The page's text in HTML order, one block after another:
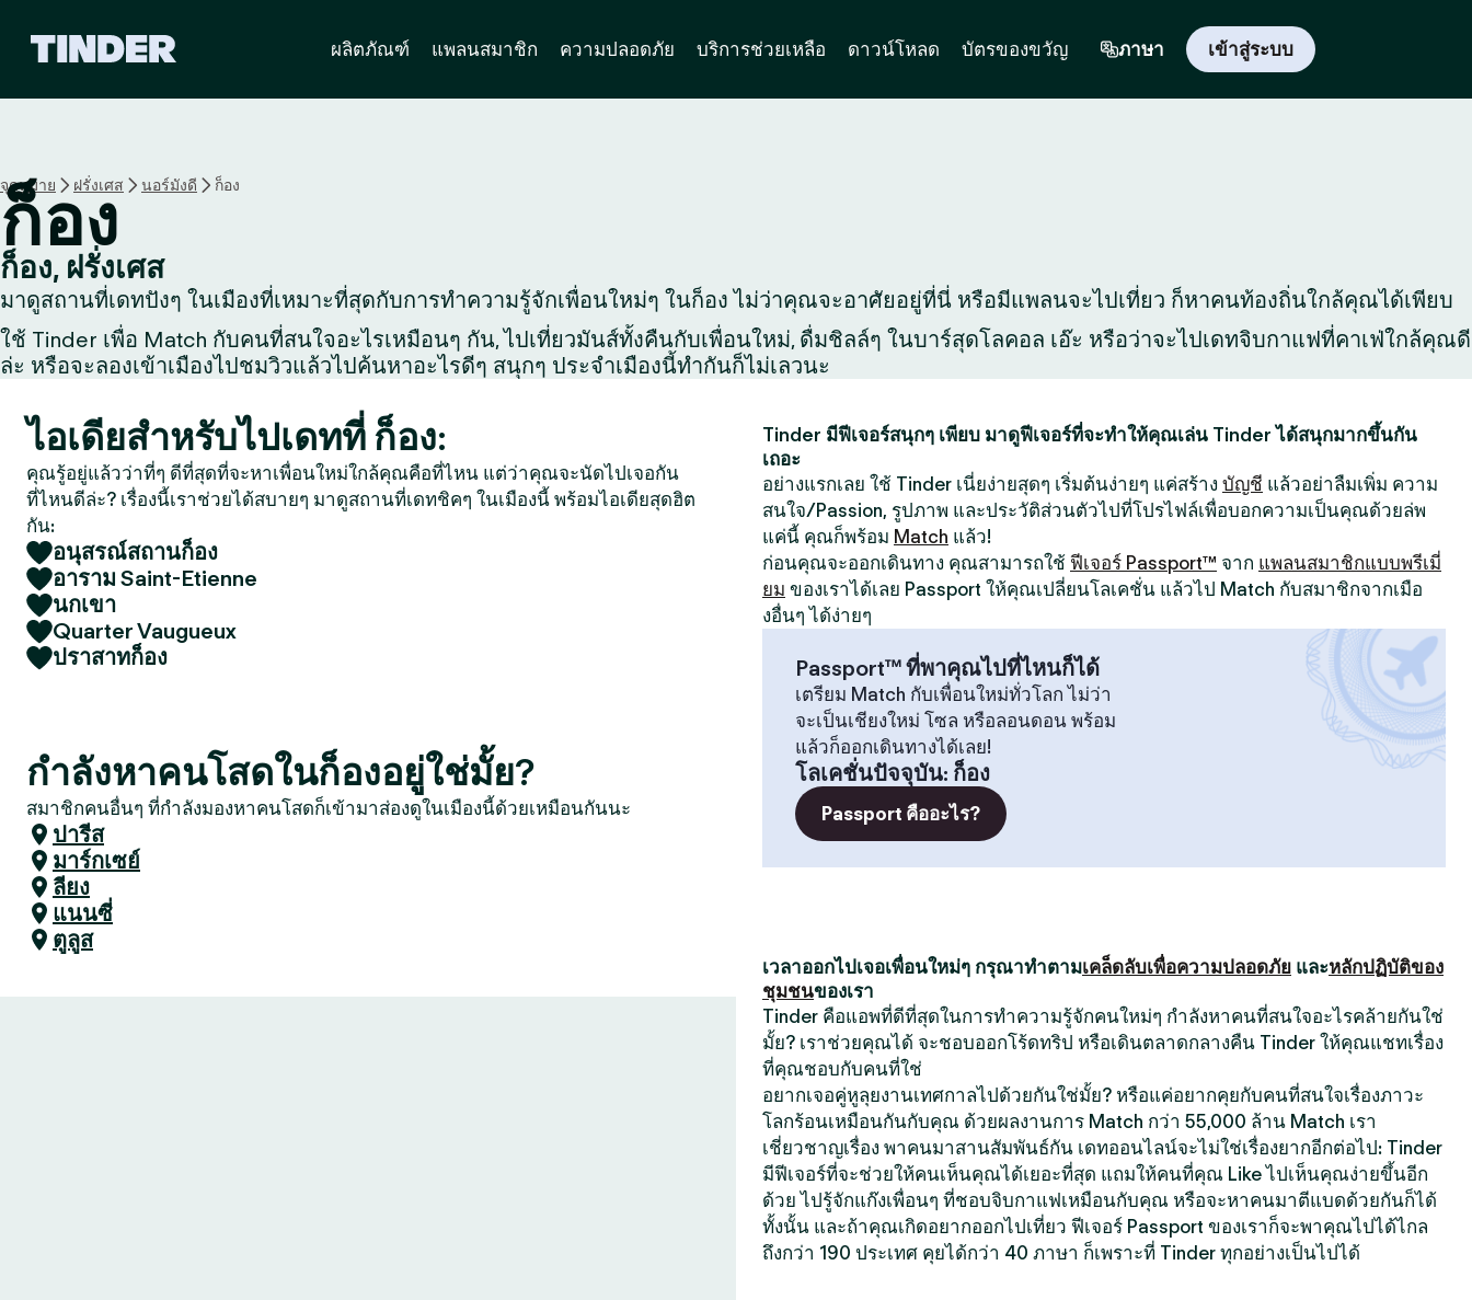
T
ผลิตภัณฑ์ แพลนสมาชิก ความปลอดภัย บริการช่วยเหลือ ดาวน์โหลด บัตรของขวัญ ภาษา เข้าสู่ระบบ
จุดหมาย ฝรั่งเศส นอร์มังดี ก็อง
ก็อง
ก็อง, ฝรั่งเศส
มาดูสถานที่เดทปังๆ ในเมืองที่เหมาะที่สุดกับการทำความรู้จักเพื่อนใหม่ๆ ในก็อง ไม่ว่าคุณจะอาศัยอยู่ที่นี่ หรือมีแพลนจะไปเที่ยว ก็หาคนท้องถิ่นใกล้คุณได้เพียบ
ใช้ Tinder เพื่อ Match กับคนที่สนใจอะไรเหมือนๆ กัน, ไปเที่ยวมันส์ทั้งคืนกับเพื่อนใหม่, ดื่มชิลล์ๆ ในบาร์สุดโลคอล เอ๊ะ หรือว่าจะไปเดทจิบกาแฟที่คาเฟ่ใกล้คุณดี
ล่ะ หรือจะลองเข้าเมืองไปชมวิวแล้วไปค้นหาอะไรดีๆ สนุกๆ ประจำเมืองนี้ทำกันก็ไม่เลวนะ
ไอเดียสำหรับไปเดทที่ ก็อง:
คุณรู้อยู่แล้วว่าที่ๆ ดีที่สุดที่จะหาเพื่อนใหม่ใกล้คุณคือที่ไหน แต่ว่าคุณจะนัดไปเจอกัน
ที่ไหนดีล่ะ? เรื่องนี้เราช่วยได้สบายๆ มาดูสถานที่เดทชิคๆ ในเมืองนี้ พร้อมไอเดียสุดฮิต
กัน:
อนุสรณ์สถานก็อง
อาราม Saint-Etienne
นกเขา
Quarter Vaugueux
ปราสาทก็อง
กำลังหาคนโสดในก็องอยู่ใช่มั้ย?
สมาชิกคนอื่นๆ ที่กำลังมองหาคนโสดก็เข้ามาส่องดูในเมืองนี้ด้วยเหมือนกันนะ
ปารีส
มาร์กเซย์
ลียง
แนนซี่
ตูลูส
Tinder มีฟีเจอร์สนุกๆ เพียบ มาดูฟีเจอร์ที่จะทำให้คุณเล่น Tinder ได้สนุกมากขึ้นกัน
เถอะ
อย่างแรกเลย ใช้ Tinder เนี่ยง่ายสุดๆ เริ่มต้นง่ายๆ แค่สร้าง บัญชี แล้วอย่าลืมเพิ่ม ความ
สนใจ/Passion, รูปภาพ และประวัติส่วนตัวไปที่โปรไฟล์เพื่อบอกความเป็นคุณด้วยล่พ
แค่นี้ คุณก็พร้อม Match แล้ว!
ก่อนคุณจะออกเดินทาง คุณสามารถใช้ ฟีเจอร์ Passport™ จาก แพลนสมาชิกแบบพรีเมี่
ยม ของเราได้เลย Passport ให้คุณเปลี่ยนโลเคชั่น แล้วไป Match กับสมาชิกจากเมือ
งอื่นๆ ได้ง่ายๆ
Passport™ ที่พาคุณไปที่ไหนก็ได้
เตรียม Match กับเพื่อนใหม่ทั่วโลก ไม่ว่า
จะเป็นเชียงใหม่ โซล หรือลอนดอน พร้อม
แล้วก็ออกเดินทางได้เลย!
โลเคชั่นปัจจุบัน: ก็อง
Passport คืออะไร?
เวลาออกไปเจอเพื่อนใหม่ๆ กรุณาทำตามเคล็ดลับเพื่อความปลอดภัย และหลักปฏิบัติของ
ชุมชนของเรา
Tinder คือแอพที่ดีที่สุดในการทำความรู้จักคนใหม่ๆ กำลังหาคนที่สนใจอะไรคล้ายกันใช่
มั้ย? เราช่วยคุณได้ จะชอบออกโร้ดทริป หรือเดินตลาดกลางคืน Tinder ให้คุณแชทเรื่อง
ที่คุณชอบกับคนที่ใช่
อยากเจอคู่หูลุยงานเทศกาลไปด้วยกันใช่มั้ย? หรือแค่อยากคุยกับคนที่สนใจเรื่องภาวะ
โลกร้อนเหมือนกันกับคุณ ด้วยผลงานการ Match กว่า 55,000 ล้าน Match เรา
เชี่ยวชาญเรื่อง พาคนมาสานสัมพันธ์กัน เดทออนไลน์จะไม่ใช่เรื่องยากอีกต่อไป: Tinder
มีฟีเจอร์ที่จะช่วยให้คนเห็นคุณได้เยอะที่สุด แถมให้คนที่คุณ Like ไปเห็นคุณง่ายขึ้นอีก
ด้วย ไปรู้จักแก๊งเพื่อนๆ ที่ชอบจิบกาแฟเหมือนกับคุณ หรือจะหาคนมาตีแบดด้วยกันก็ได้
ทั้งนั้น และถ้าคุณเกิดอยากออกไปเที่ยว ฟีเจอร์ Passport ของเราก็จะพาคุณไปได้ไกล
ถึงกว่า 190 ประเทศ คุยได้กว่า 40 ภาษา ก็เพราะที่ Tinder ทุกอย่างเป็นไปได้